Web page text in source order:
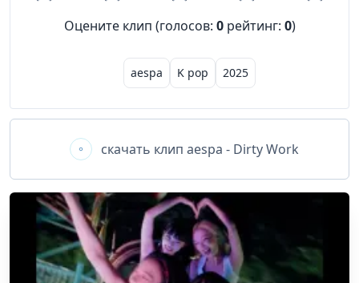
Оцените клип (голосов: 0 рейтинг: 0)
aespa K pop 2025
скачать клип aespa - Dirty Work